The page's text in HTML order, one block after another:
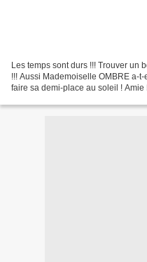
Les temps sont durs !!! Trouver un
!!! Aussi Mademoiselle OMBRE a-
faire sa demi-place au soleil !